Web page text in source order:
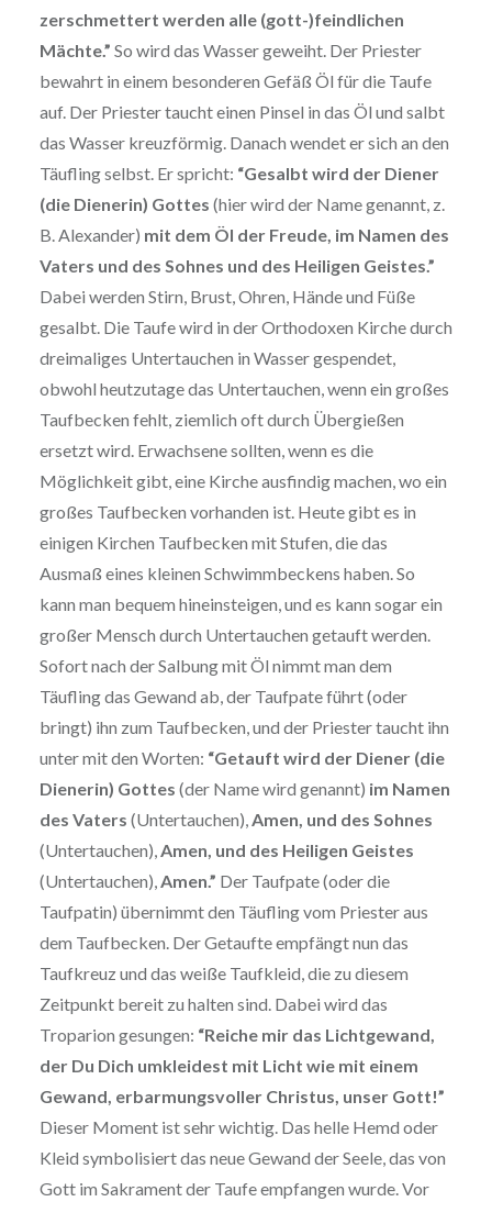
zerschmettert werden alle (gott-)feindlichen
Mächte.” So wird das Wasser geweiht. Der Priester
bewahrt in einem besonderen Gefäß Öl für die Taufe
auf. Der Priester taucht einen Pinsel in das Öl und salbt
das Wasser kreuzförmig. Danach wendet er sich an den
Täufling selbst. Er spricht: “Gesalbt wird der Diener
(die Dienerin) Gottes (hier wird der Name genannt, z.
B. Alexander) mit dem Öl der Freude, im Namen des
Vaters und des Sohnes und des Heiligen Geistes.”
Dabei werden Stirn, Brust, Ohren, Hände und Füße
gesalbt. Die Taufe wird in der Orthodoxen Kirche durch
dreimaliges Untertauchen in Wasser gespendet,
obwohl heutzutage das Untertauchen, wenn ein großes
Taufbecken fehlt, ziemlich oft durch Übergießen
ersetzt wird. Erwachsene sollten, wenn es die
Möglichkeit gibt, eine Kirche ausfindig machen, wo ein
großes Taufbecken vorhanden ist. Heute gibt es in
einigen Kirchen Taufbecken mit Stufen, die das
Ausmaß eines kleinen Schwimmbeckens haben. So
kann man bequem hineinsteigen, und es kann sogar ein
großer Mensch durch Untertauchen getauft werden.
Sofort nach der Salbung mit Öl nimmt man dem
Täufling das Gewand ab, der Taufpate führt (oder
bringt) ihn zum Taufbecken, und der Priester taucht ihn
unter mit den Worten: “Getauft wird der Diener (die
Dienerin) Gottes (der Name wird genannt) im Namen
des Vaters (Untertauchen), Amen, und des Sohnes
(Untertauchen), Amen, und des Heiligen Geistes
(Untertauchen), Amen.” Der Taufpate (oder die
Taufpatin) übernimmt den Täufling vom Priester aus
dem Taufbecken. Der Getaufte empfängt nun das
Taufkreuz und das weiße Taufkleid, die zu diesem
Zeitpunkt bereit zu halten sind. Dabei wird das
Troparion gesungen: “Reiche mir das Lichtgewand,
der Du Dich umkleidest mit Licht wie mit einem
Gewand, erbarmungsvoller Christus, unser Gott!”
Dieser Moment ist sehr wichtig. Das helle Hemd oder
Kleid symbolisiert das neue Gewand der Seele, das von
Gott im Sakrament der Taufe empfangen wurde. Vor